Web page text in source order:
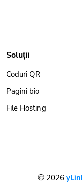
Soluții
Coduri QR
Pagini bio
File Hosting
© 2026